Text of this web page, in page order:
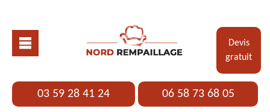
Devis
gratuit
03 59 28 41 24 06 58 73 68 05